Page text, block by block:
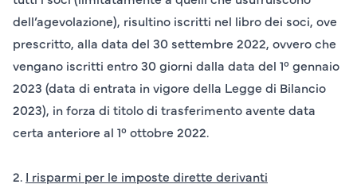
dell’agevolazione), risultino iscritti nel libro dei soci, ove
prescritto, alla data del 30 settembre 2022, ovvero che
vengano iscritti entro 30 giorni dalla data del 1° gennaio
2023 (data di entrata in vigore della Legge di Bilancio
2023), in forza di titolo di trasferimento avente data
certa anteriore al 1° ottobre 2022.
2. I risparmi per le imposte dirette derivanti